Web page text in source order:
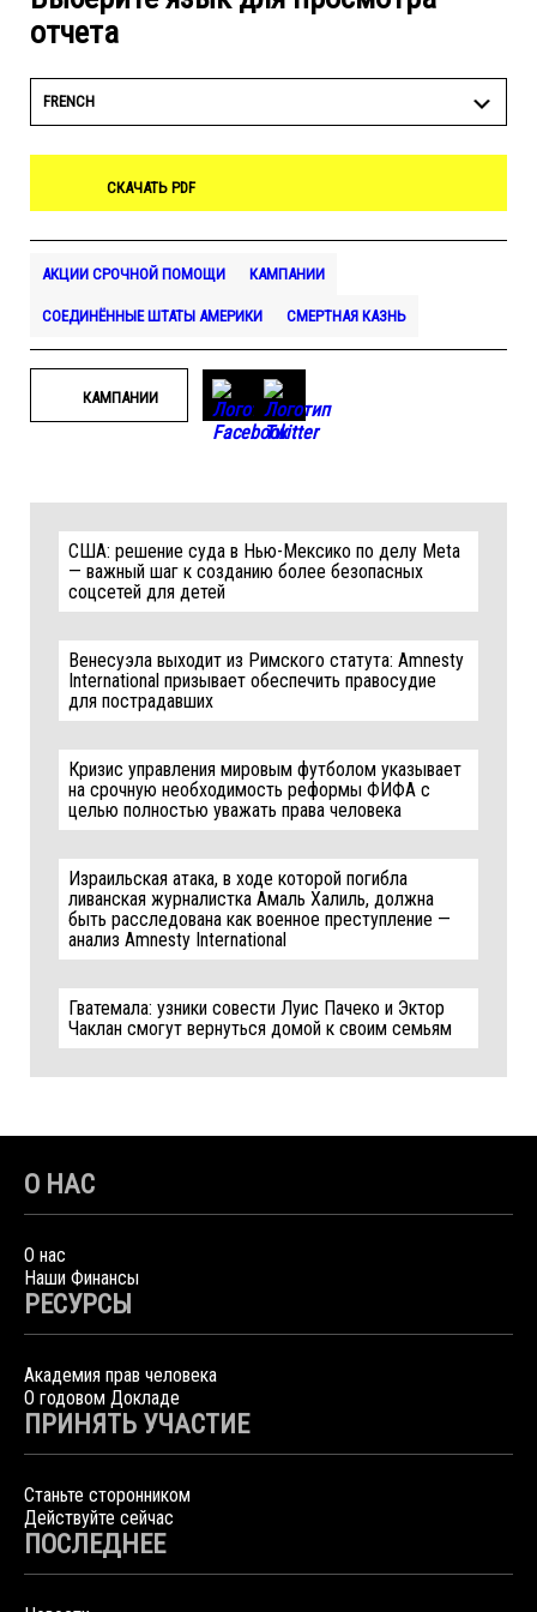
отчета
FRENCH
СКАЧАТЬ PDF
АКЦИИ СРОЧНОЙ ПОМОЩИ КАМПАНИИ
СОЕДИНЁННЫЕ ШТАТЫ АМЕРИКИ СМЕРТНАЯ КАЗНЬ
КАМПАНИИ
США: решение суда в Нью-Мексико по делу Meta
— важный шаг к созданию более безопасных
соцсетей для детей
Венесуэла выходит из Римского статута: Amnesty
International призывает обеспечить правосудие
для пострадавших
Кризис управления мировым футболом указывает
на срочную необходимость реформы ФИФА с
целью полностью уважать права человека
Израильская атака, в ходе которой погибла
ливанская журналистка Амаль Халиль, должна
быть расследована как военное преступление —
анализ Amnesty International
Гватемала: узники совести Луис Пачеко и Эктор
Чаклан смогут вернуться домой к своим семьям
О НАС
О нас
Наши Финансы
РЕСУРСЫ
Академия прав человека
О годовом Докладе
ПРИНЯТЬ УЧАСТИЕ
Станьте сторонником
Действуйте сейчас
ПОСЛЕДНЕЕ